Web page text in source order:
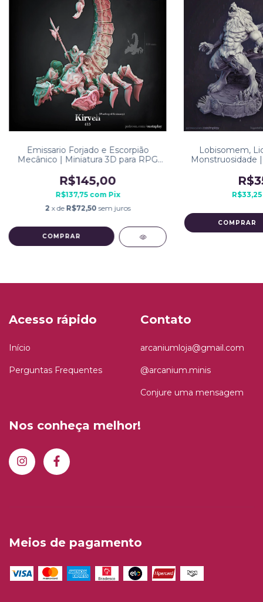
Emissario Forjado e Escorpião
Mecânico | Miniatura 3D para RPG
R$145,00
R$137,75 com Pix
2 x de R$72,50 sem juros
COMPRAR
Lobisomem,
Monstruosidade
R$33,25
COMPRAR
Acesso rápido
Início
Perguntas Frequentes
Contato
arcaniumloja@gmail.com
@arcanium.minis
Conjure uma mensagem
Nos conheça melhor!
Meios de pagamento